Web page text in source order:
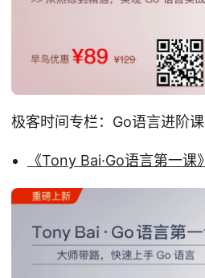
极客时间专栏：Go语言进阶课
《Tony Bai·Go语言第一课》